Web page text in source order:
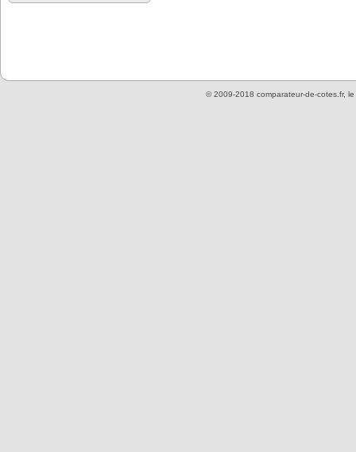
© 2009-2018 comparateur-de-cotes.fr, le